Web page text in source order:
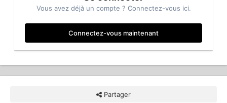
Vous avez déjà un compte ? Connectez-vous ici.
Connectez-vous maintenant
Partager